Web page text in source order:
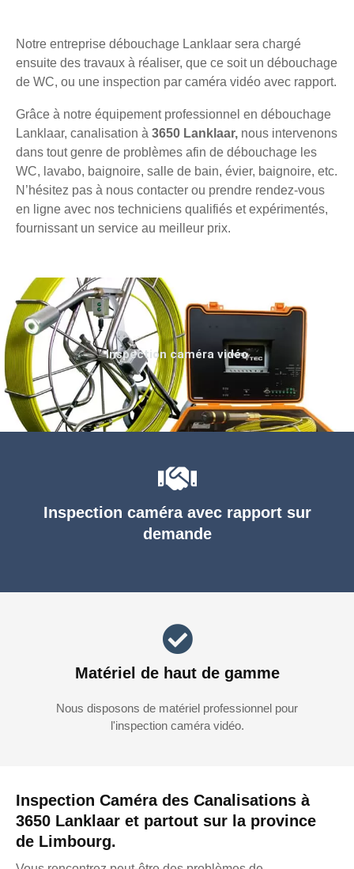
Notre entreprise débouchage Lanklaar sera chargé
ensuite des travaux à réaliser, que ce soit un débouchage
de WC, ou une inspection par caméra vidéo avec rapport.
Grâce à notre équipement professionnel en débouchage
Lanklaar, canalisation à 3650 Lanklaar, nous intervenons
dans tout genre de problèmes afin de débouchage les
WC, lavabo, baignoire, salle de bain, évier, baignoire, etc.
N’hésitez pas à nous contacter ou prendre rendez-vous
en ligne avec nos techniciens qualifiés et expérimentés,
fournissant un service au meilleur prix.
Inspection Caméra des Canalisations à
3650 Lanklaar et partout sur la province
de Limbourg.
Inspection caméra avec rapport sur
demande
Matériel de haut de gamme
Nous disposons de matériel professionnel pour
l'inspection caméra vidéo.
Inspection caméra vidéo